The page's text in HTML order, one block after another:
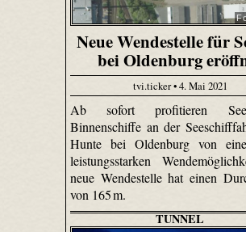
Neue Wendestelle für
bei Oldenburg
tvi.ticker • 4. Mai 2021
Ab sofort profitieren
Binnenschiffe an der
Hunte bei Oldenburg von
leistungsstarken
neue Wendestelle hat einen
von 165 m.
TUNNEL